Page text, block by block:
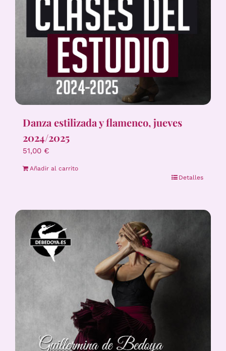
Danza estilizada y flamenco, jueves
2024/2025
51,00 €
Añadir al carrito
Detalles